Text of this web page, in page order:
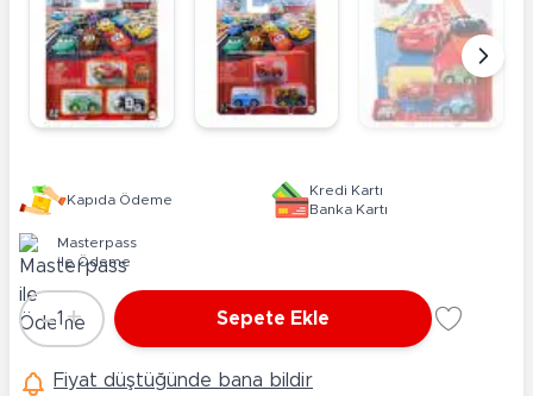
Kapıda Ödeme
Kredi Kartı
Banka Kartı
Masterpass
ile Ödeme
Adet
-1 + Sepete Ekle
Fiyat düştüğünde bana bildir